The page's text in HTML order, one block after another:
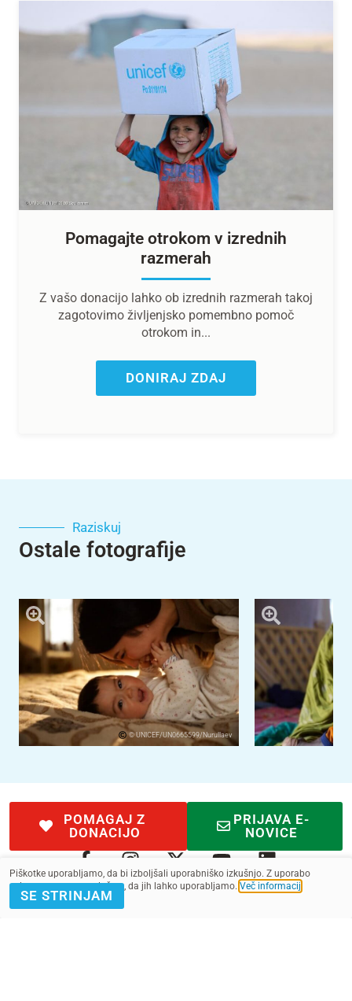
Pomagajte otrokom v izrednih
razmerah
Z vašo donacijo lahko ob izrednih razmerah takoj
zagotovimo življenjsko pomembno pomoč
otrokom in...
DONIRAJ ZDAJ
Raziskuj
Ostale fotografije
© UNICEF/UN0665599/Nurullaev
POMAGAJ Z
DONACIJO
PRIJAVA E-
NOVICE
Piškotke uporabljamo, da bi izboljšali uporabniško izkušnjo. Z uporabo
spletnega mesta soglašate, da jih lahko uporabljamo. Več informacij
SE STRINJAM